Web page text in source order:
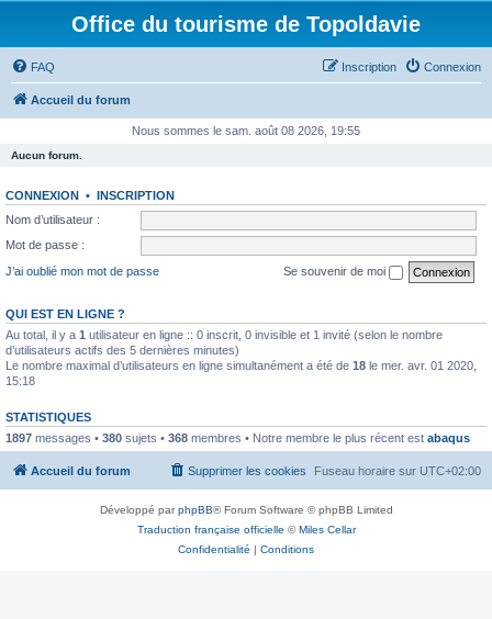
Office du tourisme de Topoldavie
FAQ Connexion
Inscription
Accueil du forum
Nous sommes le sam. août 08 2026, 19:55
Aucun forum.
CONNEXION • INSCRIPTION
Nom d’utilisateur :
Mot de passe :
J’ai oublié mon mot de passe
Se souvenir de moi
QUI EST EN LIGNE ?
Au total, il y a 1 utilisateur en ligne :: 0 inscrit, 0 invisible et 1 invité (selon le nombre
d’utilisateurs actifs des 5 dernières minutes)
Le nombre maximal d’utilisateurs en ligne simultanément a été de 18 le mer. avr. 01 2020,
15:18
STATISTIQUES
1897 messages • 380 sujets • 368 membres • Notre membre le plus récent est abaqus
Accueil du forum Fuseau horaire sur UTC+02:00
Supprimer les cookies
Développé parphpBB® Forum Software © phpBB Limited
Traduction française officielle ©Miles Cellar
Confidentialité | Conditions